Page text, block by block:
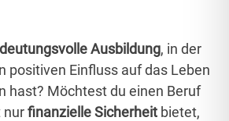
Ausbildung, in der
positiven Einfluss auf das Leben
hast? Möchtest du einen Beruf
nurfinanzielle Sicherheit bietet,